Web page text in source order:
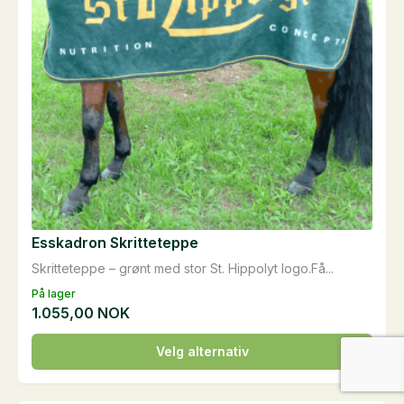
produktsiden
På lager
Skritteteppe – grønt med stor St. Hippolyt logo.Få...
Esskadron Skritteteppe
1.055,00 NOK
Velg alternativ
Dette
produktet
har